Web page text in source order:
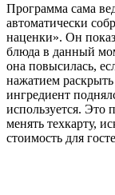
Программа сама
автоматически
наценки». Он
блюда в данный
она повысилась,
нажатием
ингредиент
используется. Это
менять техкарту,
стоимость для